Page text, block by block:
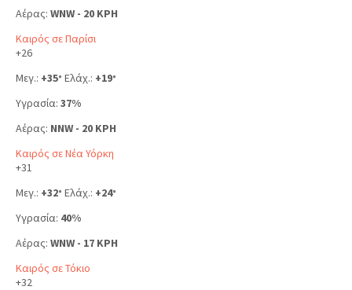
Αέρας: WNW - 20 KPH
Καιρός σε Παρίσι
+26
Μεγ.: +35° Ελάχ.: +19°
Υγρασία: 37%
Αέρας: NNW - 20 KPH
Καιρός σε Νέα Υόρκη
+31
Μεγ.: +32° Ελάχ.: +24°
Υγρασία: 40%
Αέρας: WNW - 17 KPH
Καιρός σε Τόκιο
+32